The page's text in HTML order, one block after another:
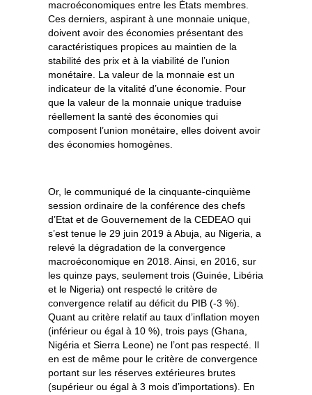
macroéconomiques entre les États membres.
Ces derniers, aspirant à une monnaie unique,
doivent avoir des économies présentant des
caractéristiques propices au maintien de la
stabilité des prix et à la viabilité de l’union
monétaire. La valeur de la monnaie est un
indicateur de la vitalité d’une économie. Pour
que la valeur de la monnaie unique traduise
réellement la santé des économies qui
composent l’union monétaire, elles doivent avoir
des économies homogènes.
Or, le communiqué de la cinquante-cinquième
session ordinaire de la conférence des chefs
d’Etat et de Gouvernement de la CEDEAO qui
s’est tenue le 29 juin 2019 à Abuja, au Nigeria, a
relevé la dégradation de la convergence
macroéconomique en 2018. Ainsi, en 2016, sur
les quinze pays, seulement trois (Guinée, Libéria
et le Nigeria) ont respecté le critère de
convergence relatif au déficit du PIB (-3 %).
Quant au critère relatif au taux d’inflation moyen
(inférieur ou égal à 10 %), trois pays (Ghana,
Nigéria et Sierra Leone) ne l’ont pas respecté. Il
en est de même pour le critère de convergence
portant sur les réserves extérieures brutes
(supérieur ou égal à 3 mois d’importations). En